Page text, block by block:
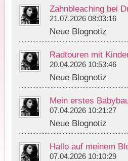
Zahnbleaching bei
21.07.2026 08:03:16
Neue Blognotiz
Radtouren mit
20.04.2026 10:53:46
Neue Blognotiz
Mein erstes
07.04.2026 10:21:27
Neue Blognotiz
Hallo auf meinem
07.04.2026 10:10:29